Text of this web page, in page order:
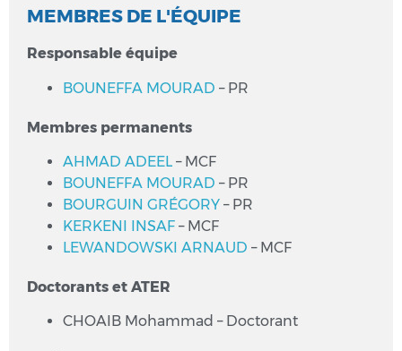
MEMBRES DE L'ÉQUIPE
Responsable équipe
BOUNEFFA MOURAD – PR
Membres permanents
AHMAD ADEEL – MCF
BOUNEFFA MOURAD – PR
BOURGUIN GRÉGORY – PR
KERKENI INSAF – MCF
LEWANDOWSKI ARNAUD – MCF
Doctorants et ATER
CHOAIB Mohammad – Doctorant